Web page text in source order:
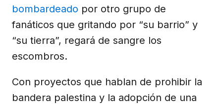
bombardeado por otro grupo de
fanáticos que gritando por “su barrio” y
“su tierra”, regará de sangre los
escombros.
Con proyectos que hablan de prohibir la
bandera palestina y la adopción de una